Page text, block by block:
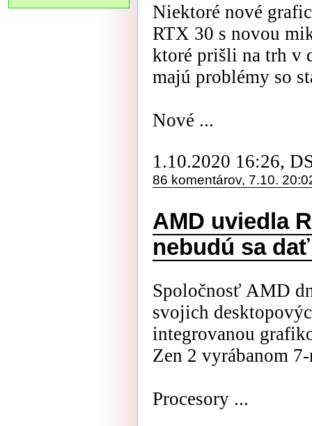
Niektoré nové
RTX 30 s novou
ktoré prišli na trh v
majú problémy so
Nové ...
1.10.2020 16:26,
86 komentárov, 7.10.
AMD uviedla
nebudú sa
Spoločnosť AMD
svojich
integrovanou
Zen 2 vyrábanom
Procesory ...